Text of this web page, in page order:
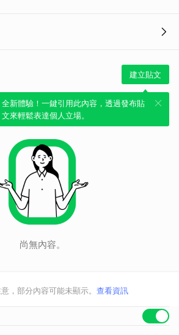
果，才不會造成再次重大的傷害。」 行政院長
央災害應變中心視察，語重心長。 728水災剛
次整個月，複合性連續性的災害後，我們面臨
也會接踵而來，雙重的工作就落在大家的身上，
力合作。」 只見農業部長陳駿季，不時向卓
院長特別點到，果菜類物價上漲、要求農業部加
整場會議，應變中心低氣壓，卓院長跟團隊加油
跟地方首長視訊，院長也有特別指示。 台南市
泰：「由於我們剛經歷過丹娜絲以及，
些災區的地方特別脆弱，所以不是用一般的標
狀況，是否都已經恢復穩定，報告院長通訊狀況
了還有幾個地方的市話，估計到下禮拜才能夠完
又遇颱風! 卓揆坐鎮災害應變中心:全面應戰（圖
榛蔚vs.行政院長卓榮泰：「這個建請中央能夠
力盡快專案處理謝謝。」 內閣、行政團隊嚴加
建立貼文
全新體驗！一鍵引用此內容，透過發布貼
文來輕鬆表達個人立場。
尚無內容。
，部分內容可能未顯示。 查看資訊